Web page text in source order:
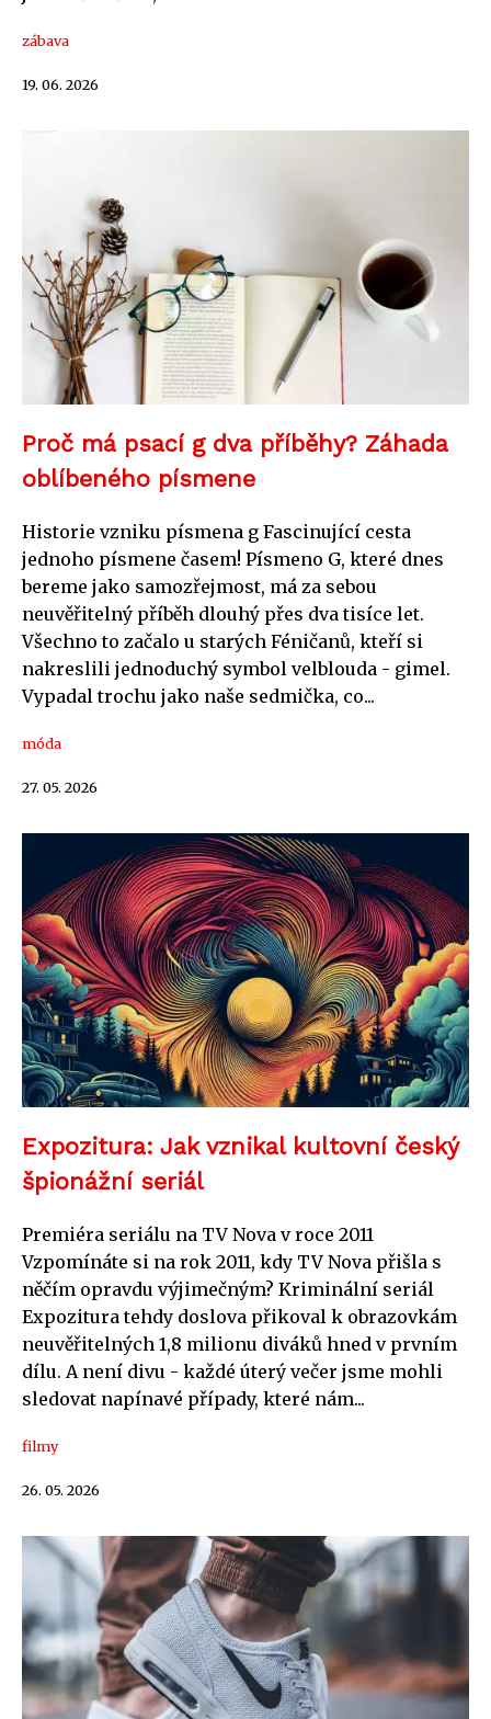
zábava
19. 06. 2026
Proč má psací g dva příběhy? Záhada
oblíbeného písmene
Historie vzniku písmena g Fascinující cesta
jednoho písmene časem! Písmeno G, které dnes
bereme jako samozřejmost, má za sebou
neuvěřitelný příběh dlouhý přes dva tisíce let.
Všechno to začalo u starých Féničanů, kteří si
nakreslili jednoduchý symbol velblouda - gimel.
Vypadal trochu jako naše sedmička, co...
móda
27. 05. 2026
Expozitura: Jak vznikal kultovní český
špionážní seriál
Premiéra seriálu na TV Nova v roce 2011
Vzpomínáte si na rok 2011, kdy TV Nova přišla s
něčím opravdu výjimečným? Kriminální seriál
Expozitura tehdy doslova přikoval k obrazovkám
neuvěřitelných 1,8 milionu diváků hned v prvním
dílu. A není divu - každé úterý večer jsme mohli
sledovat napínavé případy, které nám...
filmy
26. 05. 2026